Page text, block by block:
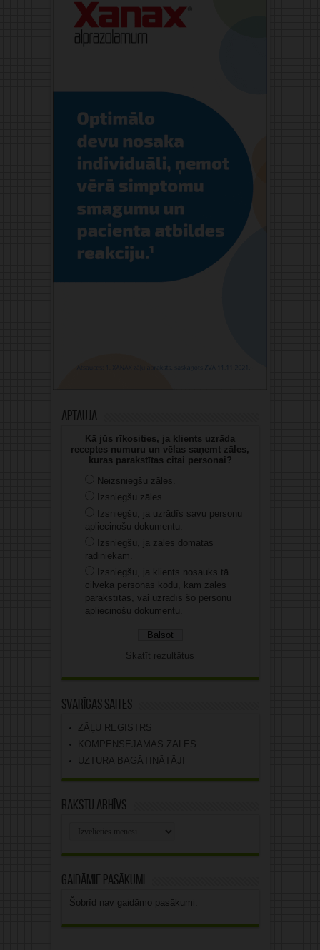
Aptauja
Kā jūs rīkosities, ja klients uzrāda
receptes numuru un vēlas saņemt zāles,
kuras parakstītas citai personai?
Neizsniegšu zāles.
Izsniegšu zāles.
Izsniegšu, ja uzrādīs savu personu
apliecinošu dokumentu.
Izsniegšu, ja zāles domātas
radiniekam.
Izsniegšu, ja klients nosauks tā
cilvēka personas kodu, kam zāles
parakstītas, vai uzrādīs šo personu
apliecinošu dokumentu.
Skatīt rezultātus
Svarīgas saites
ZĀĻU REĢISTRS
KOMPENSĒJAMĀS ZĀLES
UZTURA BAGĀTINĀTĀJI
Rakstu arhīvs
Gaidāmie pasākumi
Šobrīd nav gaidāmo pasākumi.